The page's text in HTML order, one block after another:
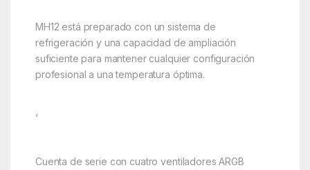
MH12 está preparado con un sistema de
refrigeración y una capacidad de ampliación
suficiente para mantener cualquier configuración
profesional a una temperatura óptima.
‘
Cuenta de serie con cuatro ventiladores ARGB